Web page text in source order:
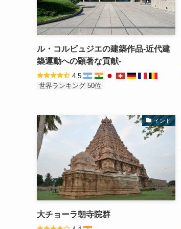
ル・コルビュジエの建築作品-近代建
築運動への顕著な貢献-
4.5
世界ランキング 50位
インド
大チョーラ朝寺院群